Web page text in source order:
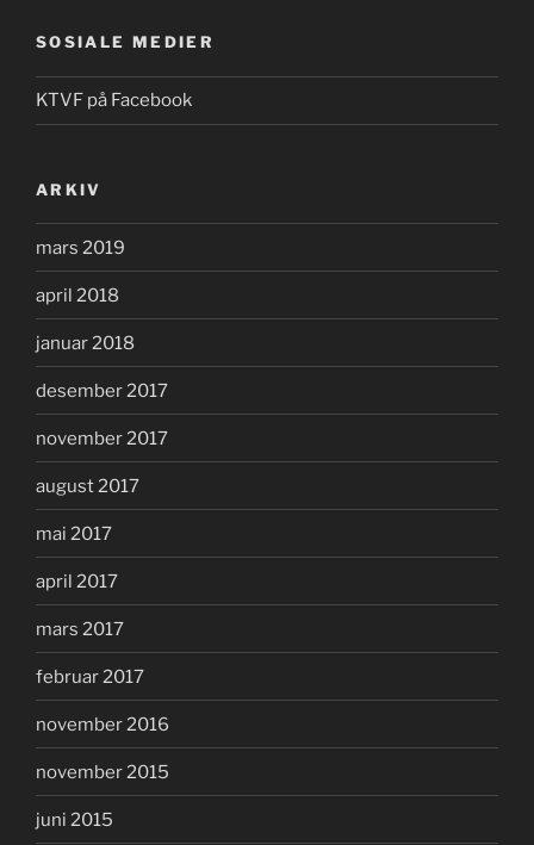
SOSIALE MEDIER
KTVF på Facebook
ARKIV
mars 2019
april 2018
januar 2018
desember 2017
november 2017
august 2017
mai 2017
april 2017
mars 2017
februar 2017
november 2016
november 2015
juni 2015